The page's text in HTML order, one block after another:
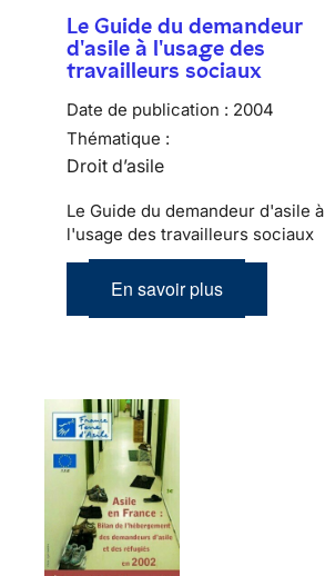
Le Guide du demandeur
d'asile à l'usage des
travailleurs sociaux
Date de publication : 2004
Thématique :
Droit d’asile
Le Guide du demandeur d'asile à
l'usage des travailleurs sociaux
En savoir plus